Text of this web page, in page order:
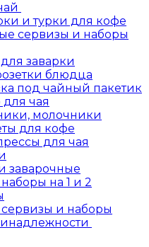
и турки для кофе
сервизы и наборы
заварки
блюдца
под чайный пакетик
для чая
молочники
для кофе
для чая
заварочные
на 1 и 2
и наборы